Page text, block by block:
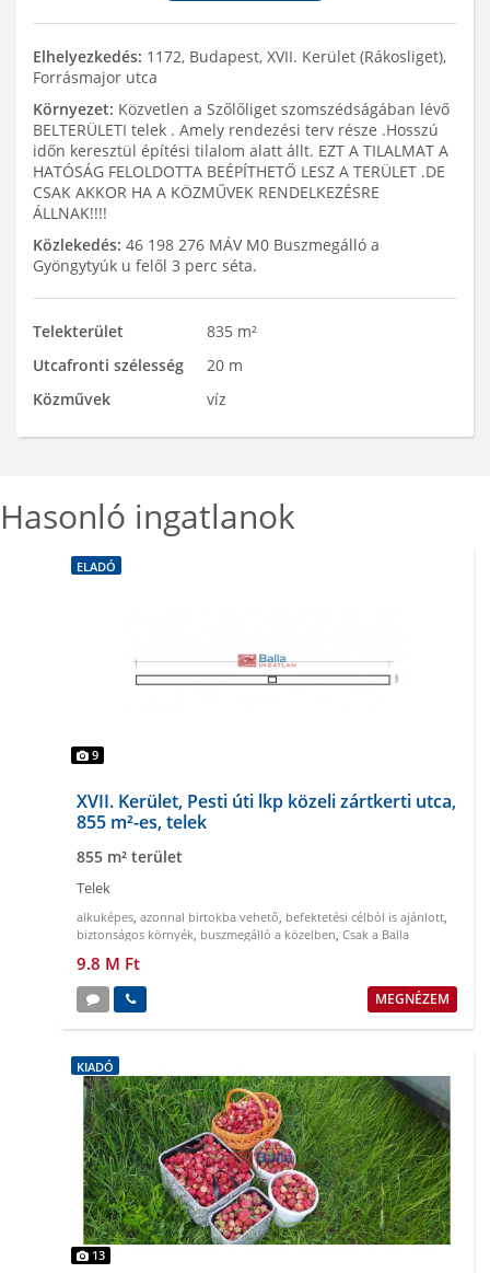
Elhelyezkedés: 1172, Budapest, XVII. Kerület (Rákosliget),
Forrásmajor utca
Környezet: Közvetlen a Szőlőliget szomszédságában lévő
BELTERÜLETI telek . Amely rendezési terv része .Hosszú
időn keresztül építési tilalom alatt állt. EZT A TILALMAT A
HATÓSÁG FELOLDOTTA BEÉPÍTHETŐ LESZ A TERÜLET .DE
CSAK AKKOR HA A KÖZMŰVEK RENDELKEZÉSRE
ÁLLNAK!!!!
Közlekedés: 46 198 276 MÁV M0 Buszmegálló a
Gyöngytyúk u felől 3 perc séta.
Telekterület
835 m²
Utcafronti szélesség
20 m
Közművek
víz
Hasonló ingatlanok
ELADÓ
9
XVII. Kerület, Pesti úti lkp közeli zártkerti utca,
855 m²-es, telek
855 m² terület
Telek
alkuképes, azonnal birtokba vehető, befektetési célból is ajánlott,
biztonságos környék, buszmegálló a közelben, Csak a Balla
9.8 M Ft
MEGNÉZEM
KIADÓ
13